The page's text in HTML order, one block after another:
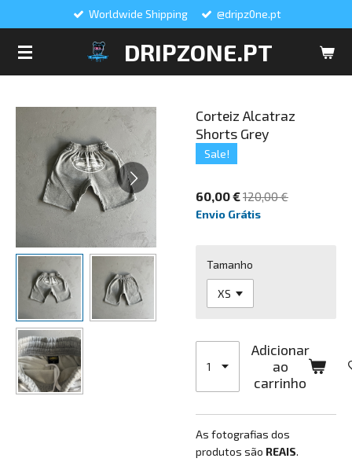
DRIPZONE.PT
Worldwide Shipping @dripz0ne.pt
Corteiz Alcatraz
Shorts Grey
Sale!
60,00 €120,00 €
Envio Grátis
Tamanho
Adicionar
ao
carrinho
As fotografias dos
produtos são REAIS.